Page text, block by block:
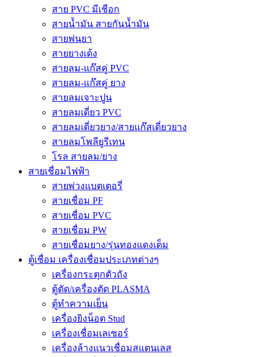
สาย PVC มีเชือก
สายน้ำมัน สายกันน้ำมัน
สายพ่นยา
สายยางเด้ง
สายลม-แก๊สคู่ PVC
สายลม-แก๊สคู่ ยาง
สายลมเจาะปูน
สายลมเดี่ยว PVC
สายลมเดี่ยวยาง/สายแก๊สเดี่ยวยาง
สายลมโพลียูรีเทน
โรล สายลม/ยาง
สายเชื่อมไฟฟ้า
สายพ่วงแบตเตอรี่
สายเชื่อม PF
สายเชื่อม PVC
สายเชื่อม PW
สายเชื่อมยาง/รุ่นทองแดงเต็ม
ตู้เชื่อม เครื่องเชื่อมประเภทต่างๆ
เครื่องกระตุกตัวถัง
ตู้ตัด/เครื่องตัด PLASMA
ตู้ทำความเย็น
เครื่องยิงน็อต Stud
เครื่องเชื่อมเลเซอร์
เครื่องล้างแนวเชื่อมสแตนเลส